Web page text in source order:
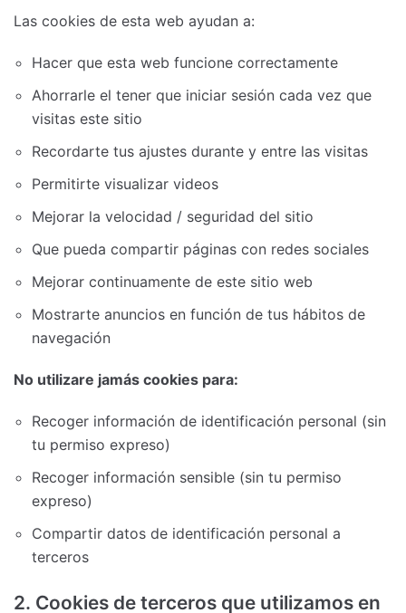
Las cookies de esta web ayudan a:
Hacer que esta web funcione correctamente
Ahorrarle el tener que iniciar sesión cada vez que
visitas este sitio
Recordarte tus ajustes durante y entre las visitas
Permitirte visualizar videos
Mejorar la velocidad / seguridad del sitio
Que pueda compartir páginas con redes sociales
Mejorar continuamente de este sitio web
Mostrarte anuncios en función de tus hábitos de
navegación
No utilizare jamás cookies para:
Recoger información de identificación personal (sin
tu permiso expreso)
Recoger información sensible (sin tu permiso
expreso)
Compartir datos de identificación personal a
terceros
2. Cookies de terceros que utilizamos en